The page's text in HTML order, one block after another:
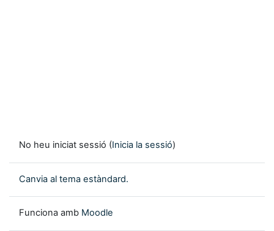
No heu iniciat sessió (Inicia la sessió)
Canvia al tema estàndard.
Funciona amb Moodle